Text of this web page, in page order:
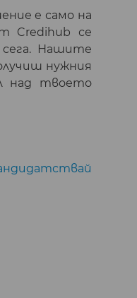
е само на
Credihub се
Нашите
нужния
над твоето